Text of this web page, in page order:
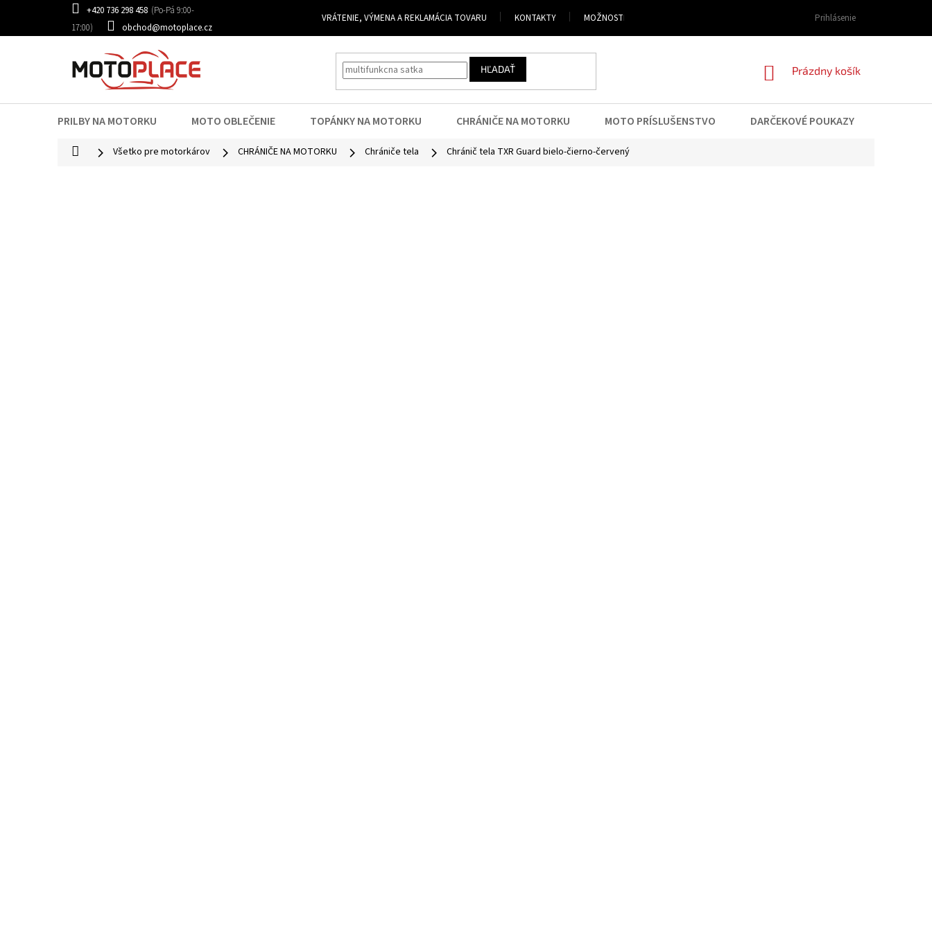
+420 736 298 458
obchod@motoplace.cz
VRÁTENIE, VÝMENA A REKLAMÁCIA TOVARU KONTAKTY MOŽNOSTI DOPRAVY A PLATBY OBCHODNÉ PODMIENKY PODMIENKY
Prihlásenie
HĽADAŤ
NÁKUPNÝ
Prázdny košík
PRILBY NA MOTORKU MOTO OBLEČENIE TOPÁNKY NA MOTORKU CHRÁNIČE NA MOTORKU MOTO PRÍSLUŠENSTVO DARČEKOVÉ POUKAZY
DomovVšetko pre motorkárov CHRÁNIČE NA MOTORKU Chrániče tela Chránič tela TXR Guard bielo-čierno-červený